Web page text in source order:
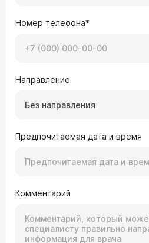
Номер телефона*
Направление
Без направления
Предпочитаемая дата и время
Комментарий